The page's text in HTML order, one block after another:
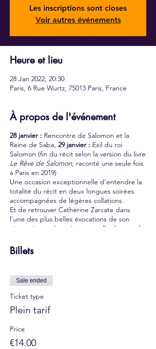
Les inscriptions sont closes
Voir autres événements
Heure et lieu
28 Jan 2022, 20:30
Paris, 6 Rue Wurtz, 75013 Paris, France
À propos de l'événement
28 janvier : Rencontre de Salomon et la
Reine de Saba, 29 janvier : Exil du roi
Salomon (fin du récit selon la version du livre
Le Rêve de Salomon, raconté une seule fois
à Paris en 2019)
Une occasion exceptionnelle d’entendre la
totalité du récit en deux longues soirées
accompagnées de légères collations.
Et de retrouver Catherine Zarcate dans
l’une des plus belles évocations de son
répertoire et de revivre avec elle de grands
Mandapa.
14€ - Plein tarif
10€ - Tarif réduit
7€ - Tarif enfant
Les deux soirées
COVID-19 : contrôle du Pass Sanitaire +
port du masque obligatoire
Billets
Sale ended
Ticket type
Plein tarif
Price
€14.00